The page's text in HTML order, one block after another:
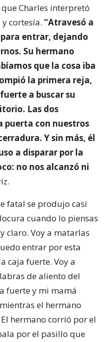
Charles interpretó
cortesía. “Atravesó a
entrar, dejando
Su hermano
que la cosa iba
la primera reja,
a buscar su
Las dos
puerta con nuestros
Y sin más, él
a disparar por la
no nos alcanzó ni
fatal se produjo casi
cuando lo piensas
claro. Voy a matarlas
entrar por esta
caja fuerte. Voy a
de aliento del
fuerte y mi mamá
el hermano
hermano corrió por el
por el pasillo que